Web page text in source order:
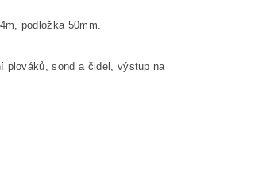
podložka 50mm.
plováků, sond a čidel, výstup na